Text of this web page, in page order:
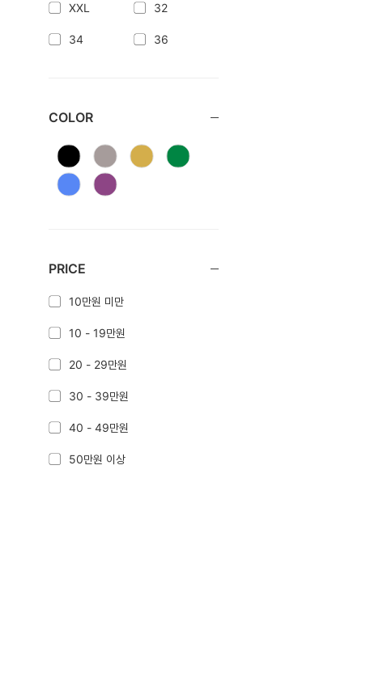
XXL 32
34 36
COLOR
PRICE
10만원 미만
10 - 19만원
20 - 29만원
30 - 39만원
40 - 49만원
50만원 이상